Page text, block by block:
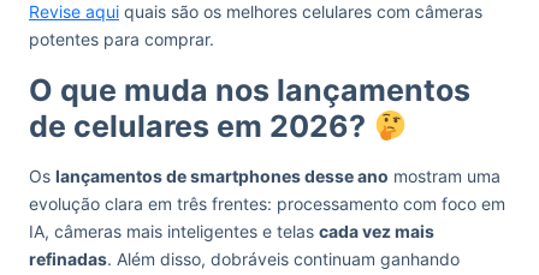
Revise aqui quais são os melhores celulares com câmeras
potentes para comprar.
O que muda nos lançamentos
de celulares em 2026?
Os lançamentos de smartphones desse ano mostram uma
evolução clara em três frentes: processamento com foco em
IA, câmeras mais inteligentes e telas cada vez mais
refinadas. Além disso, dobráveis continuam ganhando